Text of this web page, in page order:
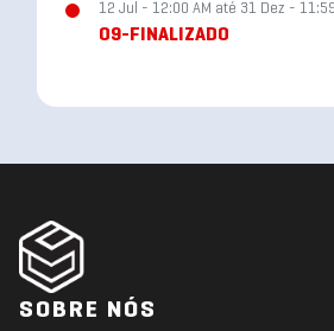
12 Jul - 12:00 AM até 31 Dez -
09-FINALIZADO
SOBRE NÓS